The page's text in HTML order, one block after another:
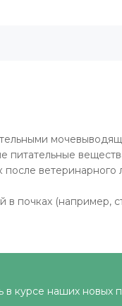
питательные
ветеринарного
почках (например,
курсе наших новых